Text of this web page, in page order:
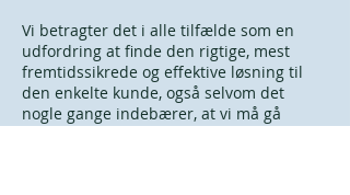
Vi betragter det i alle tilfælde som en
udfordring at finde den rigtige, mest
fremtidssikrede og effektive løsning til
den enkelte kunde, også selvom det
nogle gange indebærer, at vi må gå